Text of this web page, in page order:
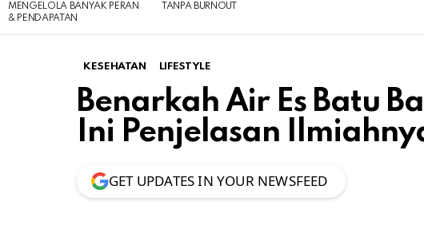
MENGELOLA BANYAK PERAN
& PENDAPATAN
TANPA BURNOUT
KESEHATAN LIFESTYLE
Benarkah Air Es Batu
Ini Penjelasan
GET UPDATES IN YOUR NEWSFEED